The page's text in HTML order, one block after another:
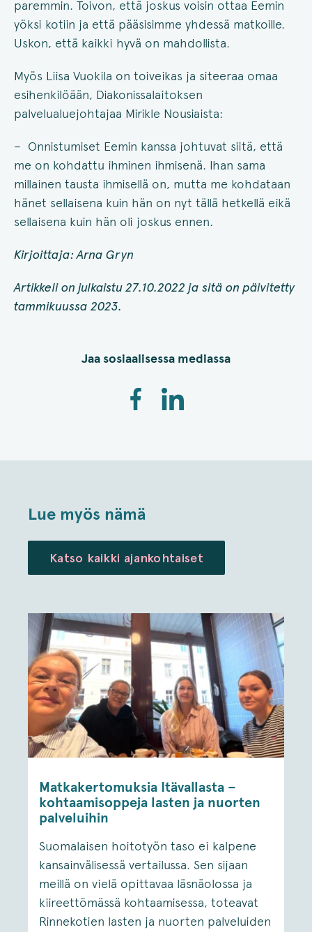
paremmin. Toivon, että joskus voisin ottaa Eemin
yöksi kotiin ja että pääsisimme yhdessä matkoille.
Uskon, että kaikki hyvä on mahdollista.
Myös Liisa Vuokila on toiveikas ja siteeraa omaa
esihenkilöään, Diakonissalaitoksen
palvelualuejohtajaa Mirikle Nousiaista:
– Onnistumiset Eemin kanssa johtuvat siitä, että
me on kohdattu ihminen ihmisenä. Ihan sama
millainen tausta ihmisellä on, mutta me kohdataan
hänet sellaisena kuin hän on nyt tällä hetkellä eikä
sellaisena kuin hän oli joskus ennen.
Kirjoittaja: Arna Gryn
Artikkeli on julkaistu 27.10.2022 ja sitä on päivitetty
tammikuussa 2023.
Jaa sosiaalisessa mediassa
Lue myös nämä
Katso kaikki ajankohtaiset
Matkakertomuksia Itävallasta –
kohtaamisoppeja lasten ja nuorten
palveluihin
Suomalaisen hoitotyön taso ei kalpene
kansainvälisessä vertailussa. Sen sijaan
meillä on vielä opittavaa läsnäolossa ja
kiireettömässä kohtaamisessa, toteavat
Rinnekotien lasten ja nuorten palveluiden